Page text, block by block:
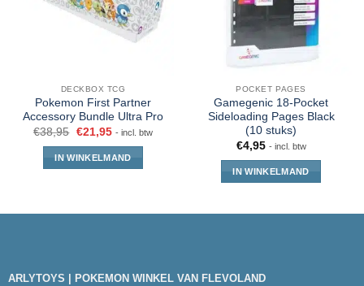
DECKBOX TCG
Pokemon First Partner
Accessory Bundle Ultra Pro
€38,95 €21,95 - incl. btw
IN WINKELMAND
POCKET PAGES
Gamegenic 18-Pocket
Sideloading Pages Black
(10 stuks)
€4,95 - incl. btw
IN WINKELMAND
ARLYTOYS | POKEMON WINKEL VAN FLEVOLAND